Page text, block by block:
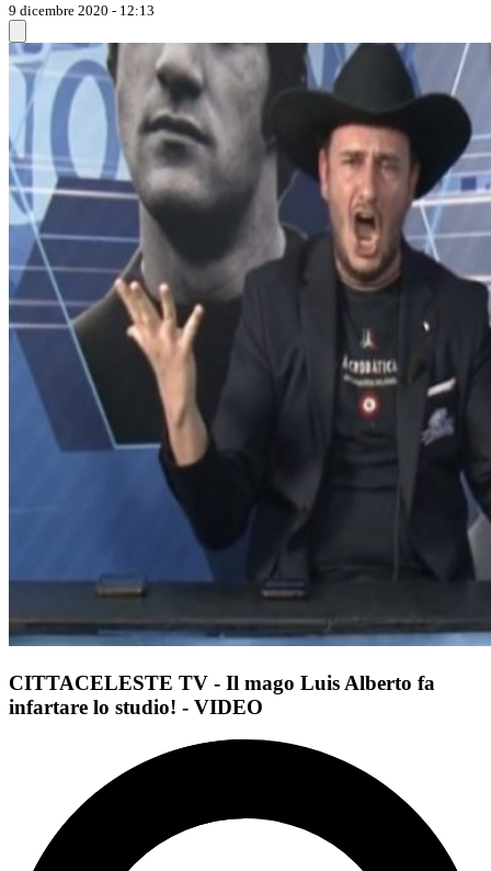
9 dicembre 2020 - 12:13
CITTACELESTE TV - Il mago Luis Alberto fa
infartare lo studio! - VIDEO